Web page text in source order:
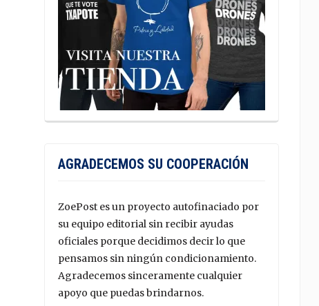
AGRADECEMOS SU COOPERACIÓN
ZoePost es un proyecto autofinaciado por
su equipo editorial sin recibir ayudas
oficiales porque decidimos decir lo que
pensamos sin ningún condicionamiento.
Agradecemos sinceramente cualquier
apoyo que puedas brindarnos.